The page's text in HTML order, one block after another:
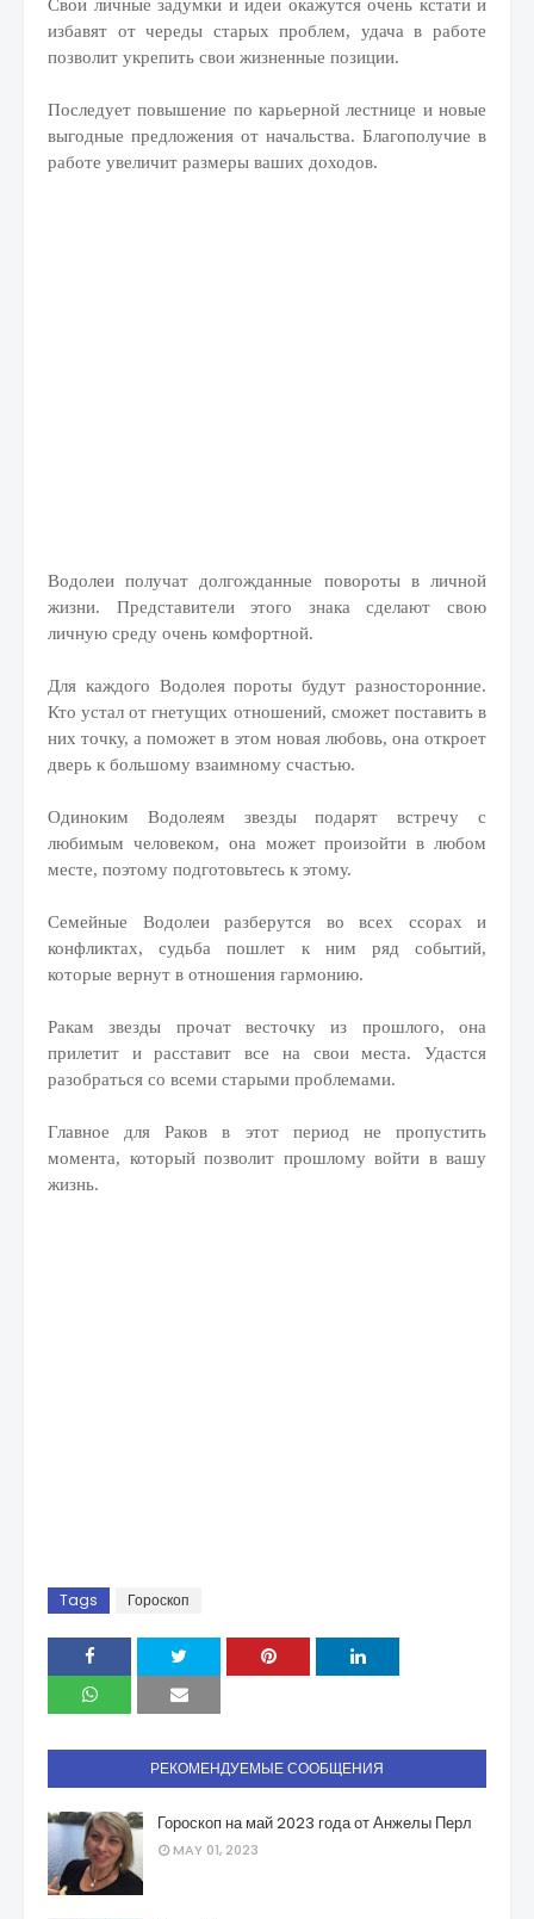
Свои личные задумки и идеи окажутся очень кстати и
избавят от череды старых проблем, удача в работе
позволит укрепить свои жизненные позиции.
Последует повышение по карьерной лестнице и новые
выгодные предложения от начальства. Благополучие в
работе увеличит размеры ваших доходов.
Водолеи получат долгожданные повороты в личной
жизни. Представители этого знака сделают свою
личную среду очень комфортной.
Для каждого Водолея пороты будут разносторонние.
Кто устал от гнетущих отношений, сможет поставить в
них точку, а поможет в этом новая любовь, она откроет
дверь к большому взаимному счастью.
Одиноким Водолеям звезды подарят встречу с
любимым человеком, она может произойти в любом
месте, поэтому подготовьтесь к этому.
Семейные Водолеи разберутся во всех ссорах и
конфликтах, судьба пошлет к ним ряд событий,
которые вернут в отношения гармонию.
Ракам звезды прочат весточку из прошлого, она
прилетит и расставит все на свои места. Удастся
разобраться со всеми старыми проблемами.
Главное для Раков в этот период не пропустить
момента, который позволит прошлому войти в вашу
жизнь.
Tags Гороскоп
РЕКОМЕНДУЕМЫЕ СООБЩЕНИЯ
Гороскоп на май 2023 года от Анжелы Перл
MAY 01, 2023